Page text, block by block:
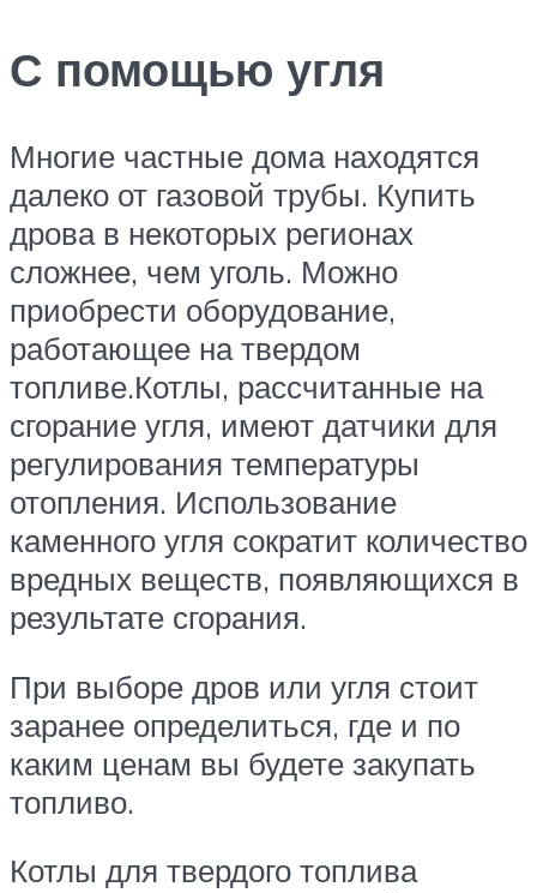
С помощью угля
Многие частные дома находятся
далеко от газовой трубы. Купить
дрова в некоторых регионах
сложнее, чем уголь. Можно
приобрести оборудование,
работающее на твердом
топливе.Котлы, рассчитанные на
сгорание угля, имеют датчики для
регулирования температуры
отопления. Использование
каменного угля сократит количество
вредных веществ, появляющихся в
результате сгорания.
При выборе дров или угля стоит
заранее определиться, где и по
каким ценам вы будете закупать
топливо.
Котлы для твердого топлива